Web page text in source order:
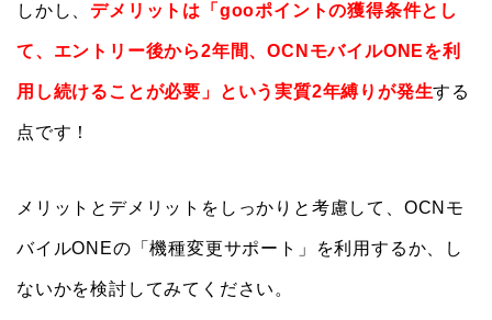
しかし、デメリットは「gooポイントの獲得条件とし
て、エントリー後から2年間、OCNモバイルONEを利
用し続けることが必要」という実質2年縛りが発生する
点です！
メリットとデメリットをしっかりと考慮して、OCNモ
バイルONEの「機種変更サポート」を利用するか、し
ないかを検討してみてください。